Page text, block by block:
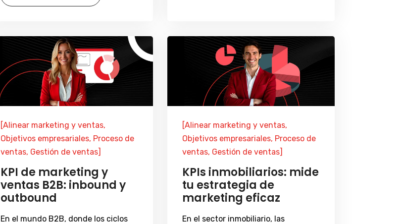
[Alinear marketing y ventas,
Objetivos empresariales, Proceso de
ventas, Gestión de ventas]
KPI de marketing y
ventas B2B: inbound y
outbound
En el mundo B2B, donde los ciclos
[Alinear marketing y ventas,
Objetivos empresariales, Proceso de
ventas, Gestión de ventas]
KPIs inmobiliarios: mide
tu estrategia de
marketing eficaz
En el sector inmobiliario, las